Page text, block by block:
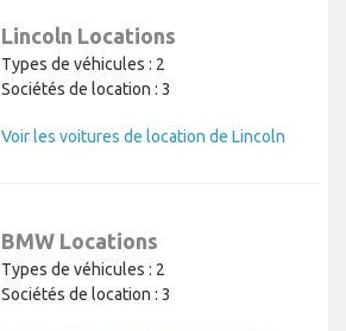
Lincoln Locations
Types de véhicules : 2
Sociétés de location : 3
Voir les voitures de location de Lincoln
BMW Locations
Types de véhicules : 2
Sociétés de location : 3